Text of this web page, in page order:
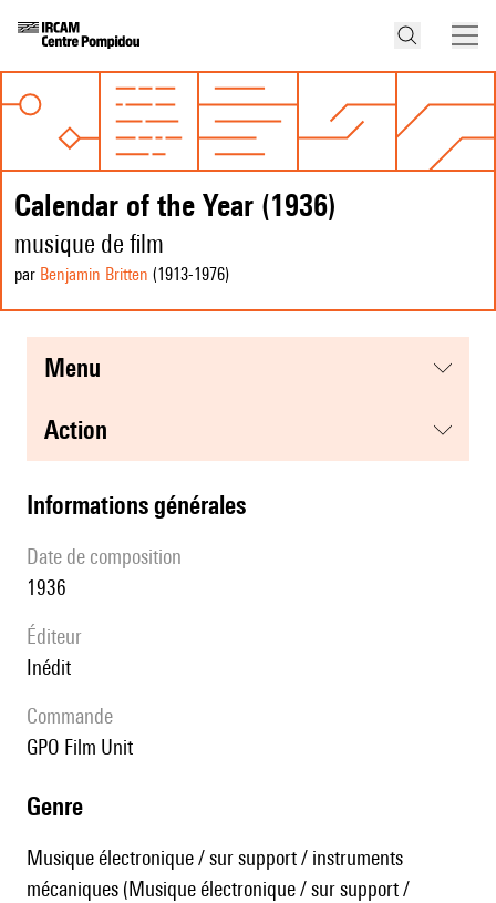
Calendar of the Year (1936)
musique de film
par Benjamin Britten (1913-1976)
menu
action
informations générales
date de composition
1936
éditeur
Inédit
Commande
GPO Film Unit
genre
Musique électronique / sur support / instruments
mécaniques (Musique électronique / sur support /